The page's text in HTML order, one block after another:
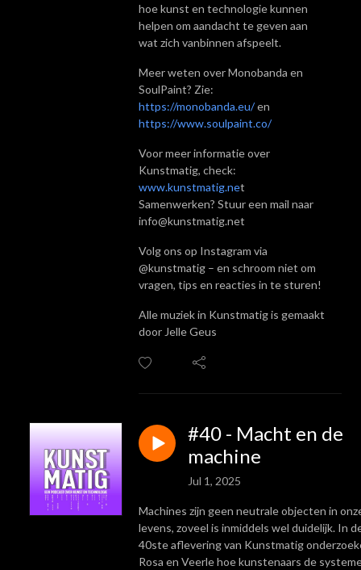
hoe kunst en technologie kunnen
helpen om aandacht te geven aan
wat zich vanbinnen afspeelt.
Meer weten over Monobanda en
SoulPaint? Zie:
https://monobanda.eu/en
https://www.soulpaint.co/
Voor meer informatie over
Kunstmatig, check:
www.kunstmatig.net
Samenwerken? Stuur een mail naar
info@kunstmatig.net
Volg ons op Instagram via
@kunstmatig – en schroom niet om
vragen, tips en reacties in te sturen!
Alle muziek in Kunstmatig is gemaakt
door Jelle Geus
#40 - Macht en de
machine
Jul 1, 2025
Machines zijn geen neutrale objecten in
levens, zoveel is inmiddels wel duidelijk. In
40ste aflevering van Kunstmatig
Rosa en Veerle hoe kunstenaars de